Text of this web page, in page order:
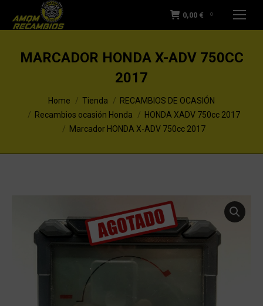
0,00 € 0
MARCADOR HONDA X-ADV 750CC
2017
You are here:Home Tienda
RECAMBIOS DE OCASIÓN
Recambios ocasión Honda
HONDA XADV 750cc 2017
Marcador HONDA X-ADV 750cc 2017